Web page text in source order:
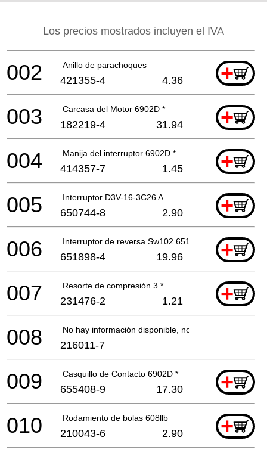
Los precios mostrados incluyen el IVA
Anillo de parachoques +
002 421355-4 4.36
Carcasa del Motor 6902D * +
003 182219-4 31.94
Manija del interruptor 6902D * +
004 414357-7 1.45
Interruptor D3V-16-3C26 A +
005 650744-8 2.90
Interruptor de reversa Sw102 651898 * +
006 651898-4 19.96
Resorte de compresión 3 * +
007 231476-2 1.21
No hay información disponible, no se puede pedir
008 216011-7
Casquillo de Contacto 6902D * +
009 655408-9 17.30
Rodamiento de bolas 608llb +
010 210043-6 2.90